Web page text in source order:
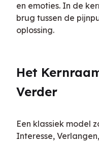
en emoties. In de
brug tussen de
oplossing.
Het
Verder
Een klassiek model
Interesse,